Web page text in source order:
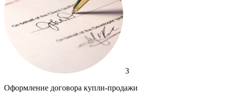
3
Оформление договора купли-продажи